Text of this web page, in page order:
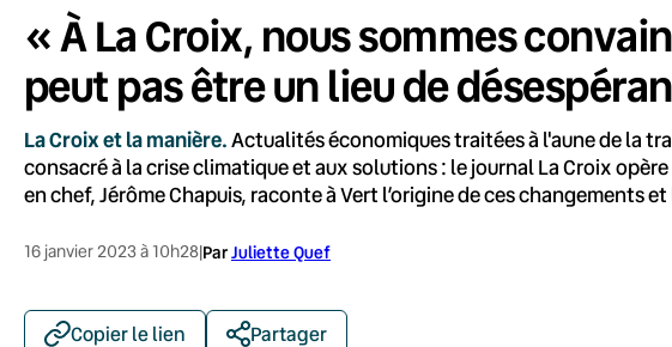
« À La Croix, nous sommes
peut pas être un lieu de
La Croix et la manière.Actualités économiques traitées à l'aune de la
consacré à la crise climatique et aux solutions : le journal La Croix
en chef, Jérôme Chapuis, raconte à Vert l’origine de ces changements
16 janvier 2023 à 10h28|ParJuliette Quef
Copier le lien Partager